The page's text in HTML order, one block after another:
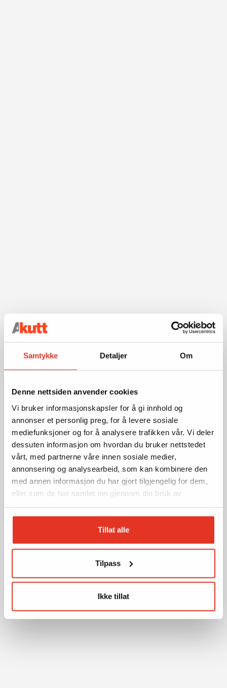
Samtykke Detaljer Om
Denne nettsiden anvender cookies
Vi bruker informasjonskapsler for å gi innhold og
annonser et personlig preg, for å levere sosiale
mediefunksjoner og for å analysere trafikken vår. Vi deler
dessuten informasjon om hvordan du bruker nettstedet
vårt, med partnerne våre innen sosiale medier,
annonsering og analysearbeid, som kan kombinere den
med annen informasjon du har gjort tilgjengelig for dem,
eller som de har samlet inn gjennom din bruk av
Tillat alle
Tilpass
Ikke tillat